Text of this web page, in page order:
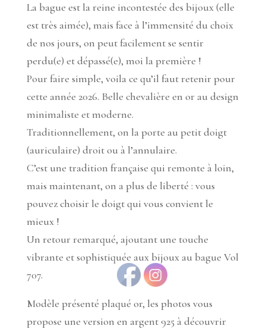
La bague est la reine incontestée des bijoux (elle
est très aimée), mais face à l’immensité du choix
de nos jours, on peut facilement se sentir
perdu(e) et dépassé(e), moi la première !
Pour faire simple, voila ce qu’il faut retenir pour
cette année 2026. Belle chevalière en or au design
minimaliste et moderne.
Traditionnellement, on la porte au petit doigt
(auriculaire) droit ou à l’annulaire.
C’est une tradition française qui remonte à loin,
mais maintenant, on a plus de liberté : vous
pouvez choisir le doigt qui vous convient le
mieux !
Un retour remarqué, ajoutant une touche
vibrante et sophistiquée aux bijoux au bague Vol
707.
Modèle présenté plaqué or, les photos vous
propose une version en argent 925 à découvrir